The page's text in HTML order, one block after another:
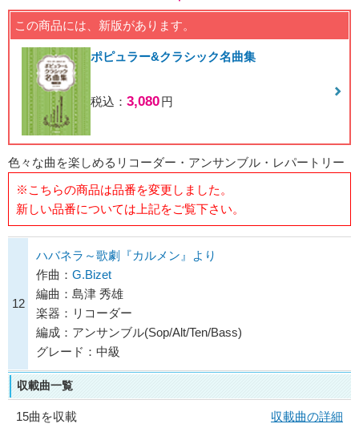
この商品には、新版があります。
ポピュラー&クラシック名曲集
税込： 3,080円
色々な曲を楽しめるリコーダー・アンサンブル・レパートリー
※こちらの商品は品番を変更しました。
新しい品番については上記をご覧下さい。
12
ハバネラ～歌劇『カルメン』より
作曲： G.Bizet
編曲：島津 秀雄
楽器：リコーダー
編成：アンサンブル(Sop/Alt/Ten/Bass)
グレード：中級
収載曲一覧
15曲を収載
収載曲の詳細